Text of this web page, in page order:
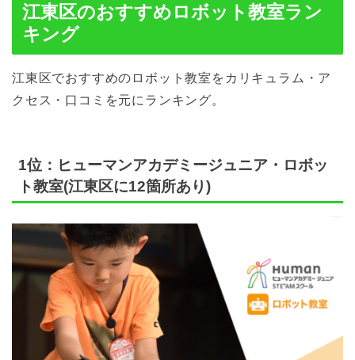
江東区のおすすめロボット教室ラン
キング
江東区でおすすめのロボット教室をカリキュラム・ア
クセス・口コミを元にランキング。
1位：ヒューマンアカデミージュニア・ロボッ
ト教室(江東区に12箇所あり)